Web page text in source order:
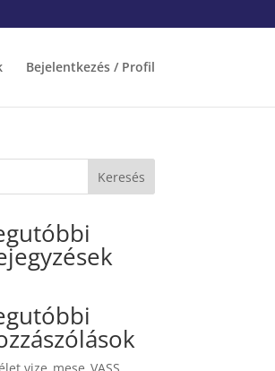
Bejelentkezés / Profil
Keresés